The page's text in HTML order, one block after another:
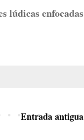
lúdicas enfocadas
Entrada antigua